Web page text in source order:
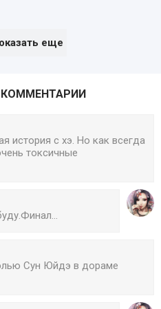
еще
история с хэ. Но как всегда
токсичные
Сун Юйдэ в дораме